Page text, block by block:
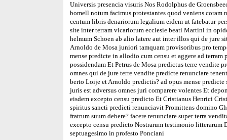
Universis presencia visuris Nos Rodolphus de
bomell notum facimus protestantes quod veniens
centum libris denariorum legalium eidem ut fatebatur
site inter terram vicariorum ecclesie beati Martini in
helmum Schoen ab alio latere aut inter illos qui de jure
Arnoldo de Mosa juniori tamquam provisoribus pro
mense predicte in allodio cum censu et aggere ad
possidendam Et Petrus de Mosa predictus terre vendite
omnes qui de jure terre vendite predicte renunciare
berto Loije et Arnoldo predictis? ad opus mense
juris est adversus omnes juri comparere volentes Et
eisdem excepto censu predicto Et Cristianus Henrici
spiritus sancti predicti renunciavit Promittens domino
fratrum suum debere? facere renunciare super terra
excepto censu predicto Nostrarum testimonio
septuagesimo in profesto Ponciani